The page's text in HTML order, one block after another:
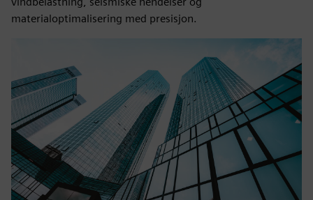
materialoptimalisering med presisjon.